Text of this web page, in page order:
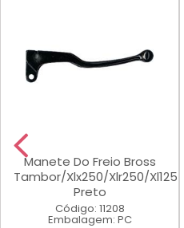
Manete Do Freio Bross
Tambor/Xlx250/Xlr250/Xl125
Preto
Código: 11208
Embalagem: PC